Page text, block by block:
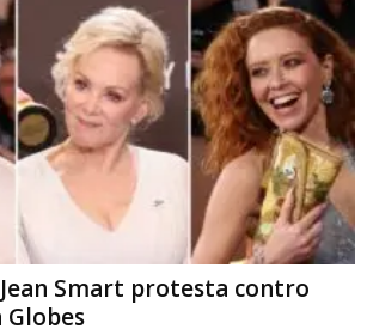
Smart protesta contro
Globes